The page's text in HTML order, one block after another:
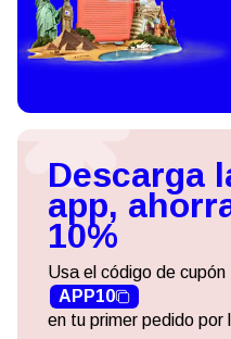
Descarga
app,
10%
Usa el código de cupón
APP10
en tu primer pedido por